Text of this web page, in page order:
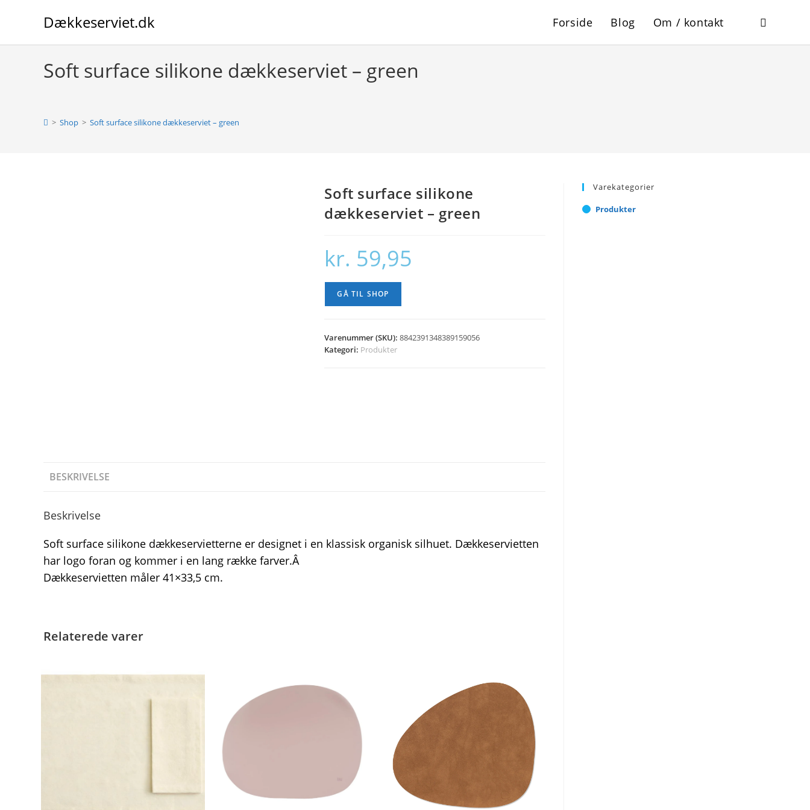
Dækkeserviet.dk Forside Blog Om / kontakt Toggle
Soft surface silikone dækkeserviet – green
> Shop > Soft surface silikone dækkeserviet – green
Soft surface silikone
dækkeserviet – green
kr. 59,95
GÅ TIL SHOP
Varenummer (SKU):8842391348389159056
Kategori: Produkter
BESKRIVELSE
Beskrivelse
Soft surface silikone dækkeservietterne er designet i en klassisk organisk silhuet. Dækkeservietten
har logo foran og kommer i en lang række farver.Â
Dækkeservietten måler 41×33,5 cm.
Relaterede varer
Varekategorier
Produkter